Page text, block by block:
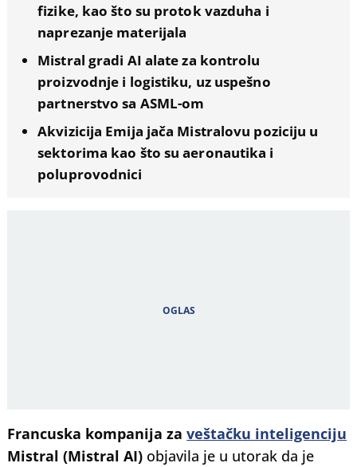
fizike, kao što su protok vazduha i
naprezanje materijala
Mistral gradi AI alate za kontrolu
proizvodnje i logistiku, uz uspešno
partnerstvo sa ASML-om
Akvizicija Emija jača Mistralovu poziciju u
sektorima kao što su aeronautika i
poluprovodnici
Francuska kompanija zaveštačku inteligenciju
Mistral (Mistral AI) objavila je u utorak da je